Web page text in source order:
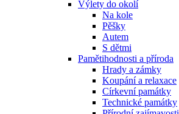
Výlety do okolí
Na kole
Pěšky
Autem
S dětmi
Pamětihodnosti a příroda
Hrady a zámky
Koupání a relaxace
Církevní památky
Technické památky